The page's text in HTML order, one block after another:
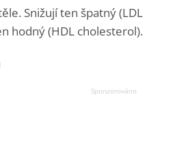
Snižují ten špatný (LDL
hodný (HDL cholesterol).